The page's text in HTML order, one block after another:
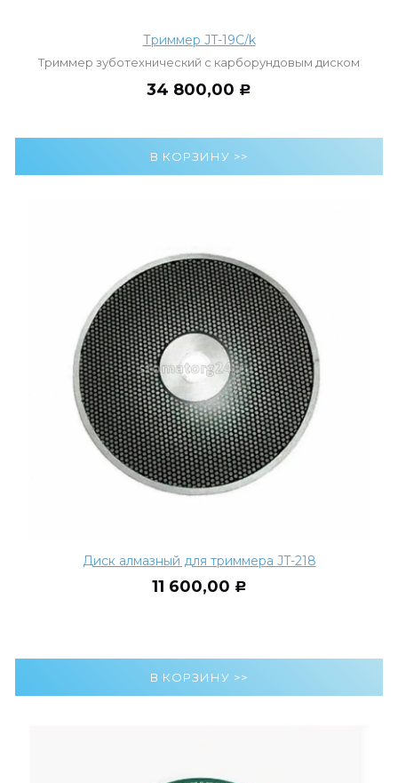
Триммер JT-19С/k
Триммер зуботехнический с карборундовым диском
34 800,00 Р
Диск алмазный для триммера JT-218
11 600,00 Р